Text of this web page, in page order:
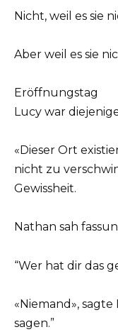
Nicht, weil es sie
Aber weil es sie
Eröffnungstag
Lucy war
«Dieser Ort
nicht zu
Gewissheit.
Nathan sah
“Wer hat dir das
«Niemand»,
sagen.”